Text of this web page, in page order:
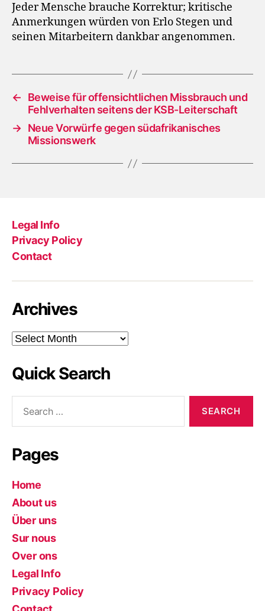
Jeder Mensche brauche Korrektur; kritische
Anmerkungen würden von Erlo Stegen und
seinen Mitarbeitern dankbar angenommen.
←
Beweise für offensichtlichen Missbrauch und
Fehlverhalten seitens der KSB-Leiterschaft
→ Neue Vorwürfe gegen südafrikanisches
Missionswerk
Legal Info
Privacy Policy
Contact
Archives
Archives
Quick Search
Pages
Home
About us
Über uns
Sur nous
Over ons
Legal Info
Privacy Policy